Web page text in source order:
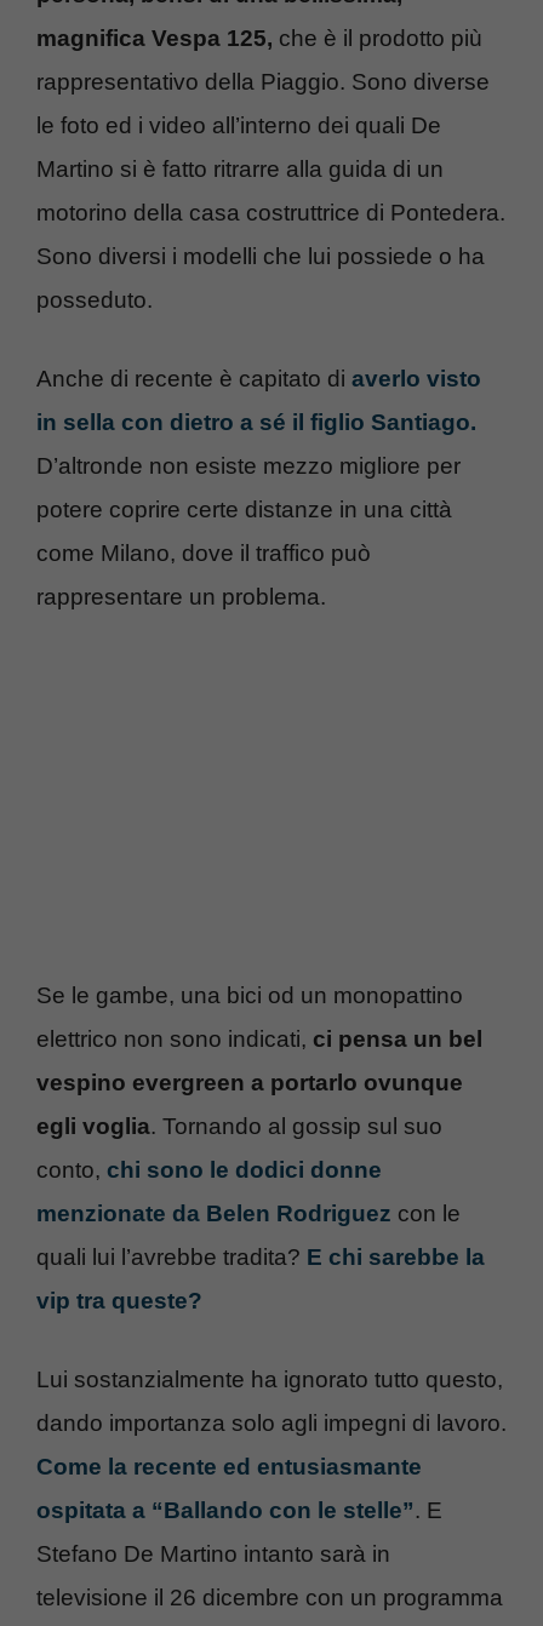
magnifica Vespa 125, che è il prodotto più
rappresentativo della Piaggio. Sono diverse
le foto ed i video all’interno dei quali De
Martino si è fatto ritrarre alla guida di un
motorino della casa costruttrice di Pontedera.
Sono diversi i modelli che lui possiede o ha
posseduto.
Anche di recente è capitato di averlo visto
in sella con dietro a sé il figlio Santiago.
D’altronde non esiste mezzo migliore per
potere coprire certe distanze in una città
come Milano, dove il traffico può
rappresentare un problema.
Se le gambe, una bici od un monopattino
elettrico non sono indicati, ci pensa un bel
vespino evergreen a portarlo ovunque
egli voglia. Tornando al gossip sul suo
conto, chi sono le dodici donne
menzionate da Belen Rodriguez con le
quali lui l’avrebbe tradita? E chi sarebbe la
vip tra queste?
Lui sostanzialmente ha ignorato tutto questo,
dando importanza solo agli impegni di lavoro.
Come la recente ed entusiasmante
ospitata a “Ballando con le stelle”. E
Stefano De Martino intanto sarà in
televisione il 26 dicembre con un programma